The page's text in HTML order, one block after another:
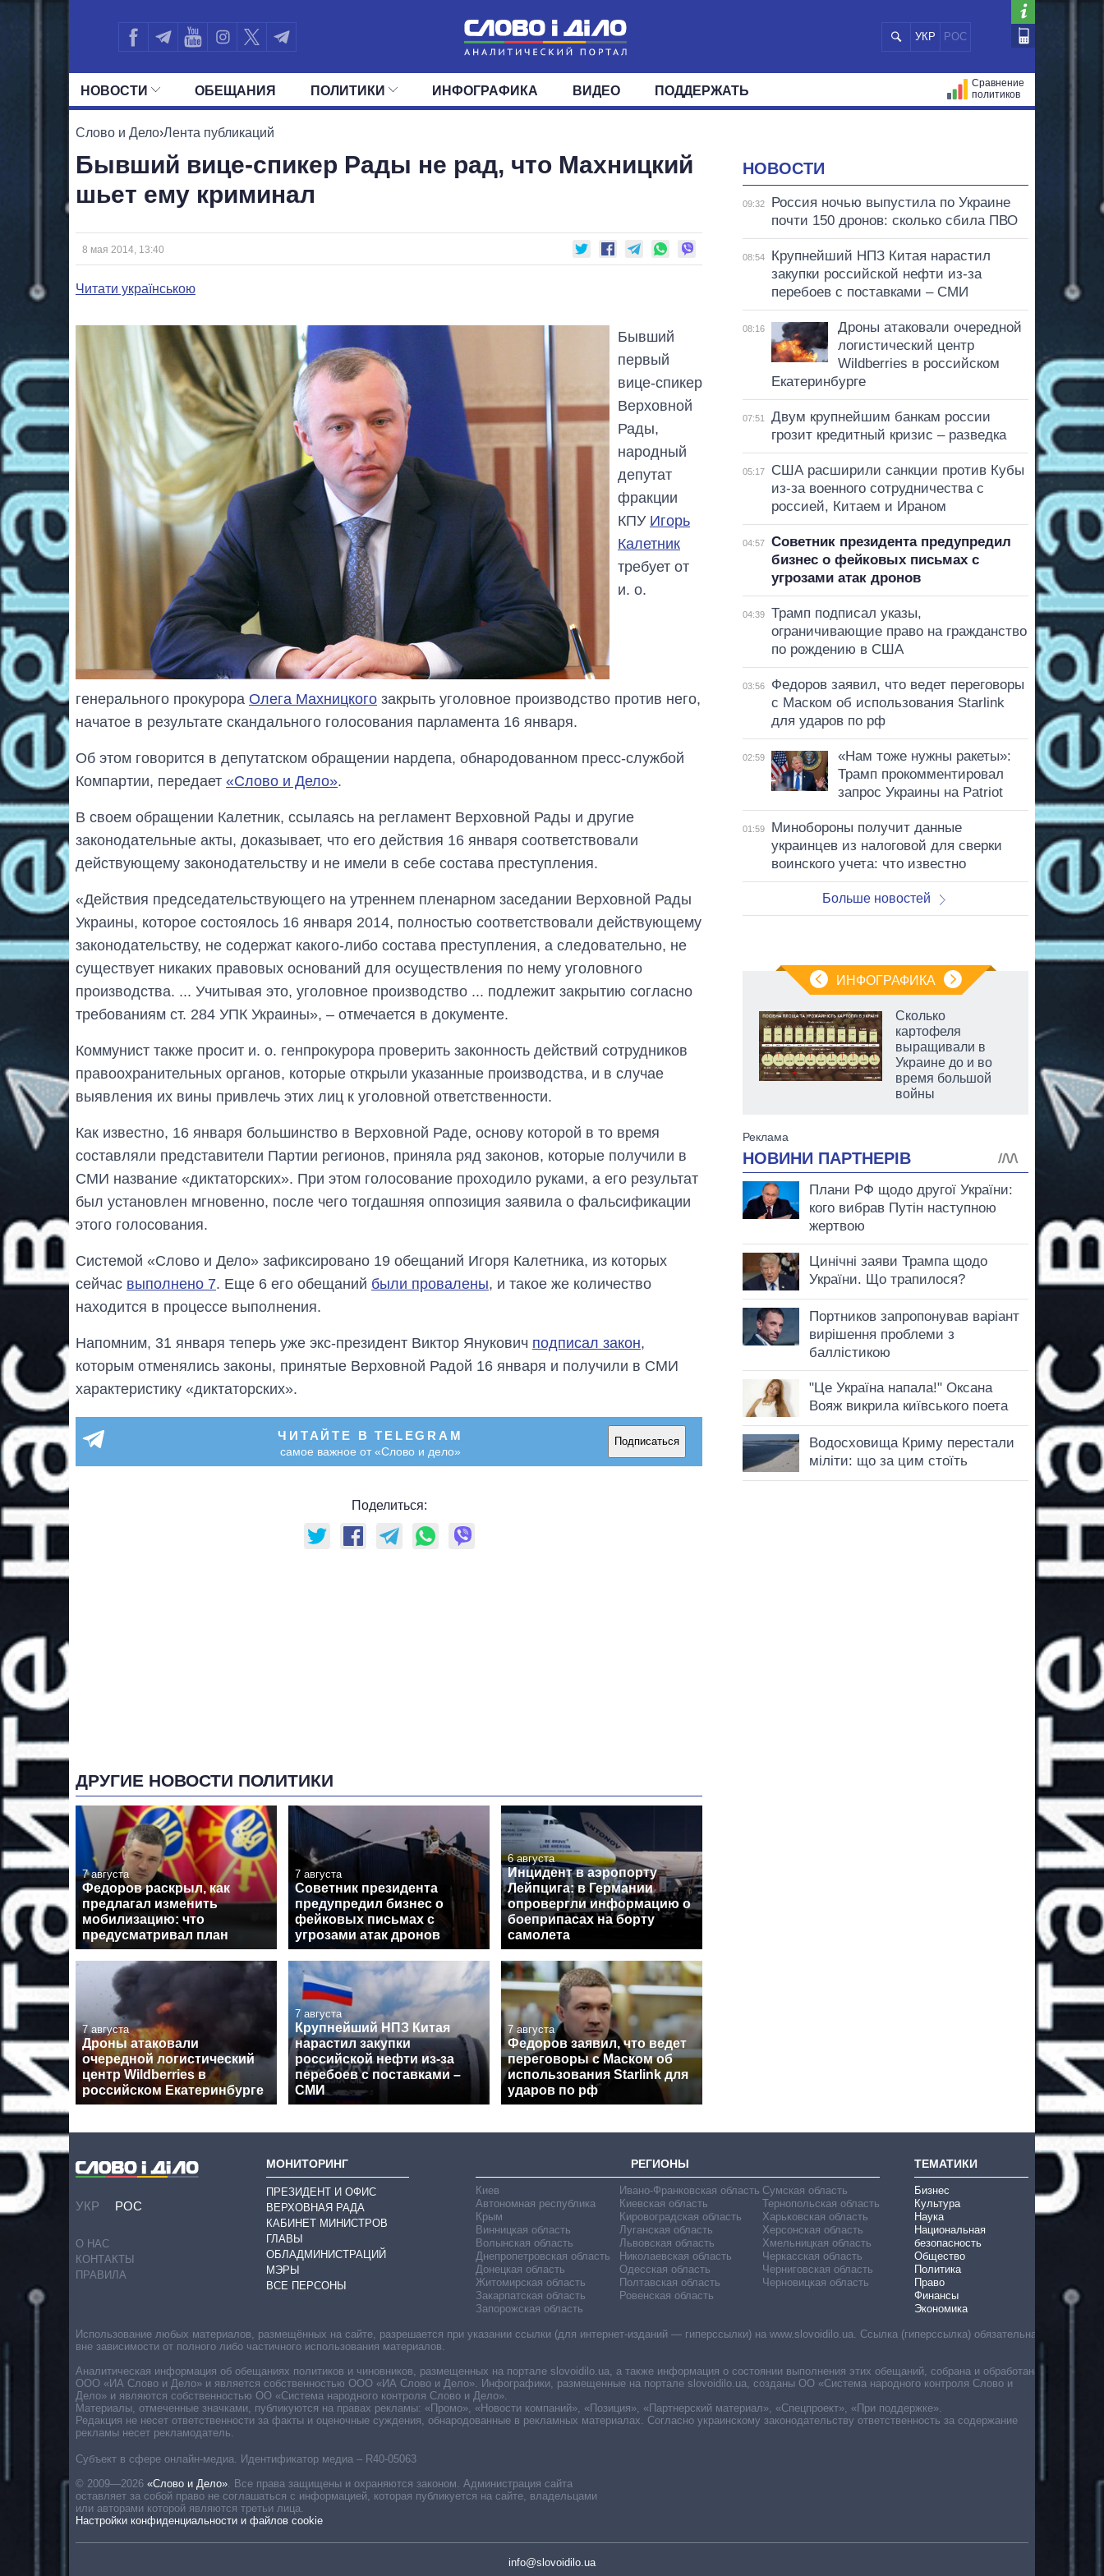
УКР РОС
НОВОСТИ
ПОЛИТИКА ЭКОНОМИКА ОБЩЕСТВО МИР
ОБЕЩАНИЯ ПОЛИТИКИ
ВСЕ ПОЛИТИКИ
ДЕПУТАТЫ КОМИТЕТЫ ФРАКЦИИ ОКРУГА
ИНФОГРАФИКА ВИДЕО ПОДДЕРЖАТЬ
Сравнение
политиков
Слово и Дело›Лента публикаций
Бывший вице-спикер Рады не рад, что Махницкий
шьет ему криминал
8 мая 2014, 13:40
Читати українською
Бывший
первый
вице-спикер
Верховной
Рады,
народный
депутат
фракции
КПУ Игорь
Калетник
требует от
и. о.
генерального прокурора Олега Махницкого закрыть уголовное производство против него,
начатое в результате скандального голосования парламента 16 января.
Об этом говорится в депутатском обращении нардепа, обнародованном пресс-службой
Компартии, передает «Слово и Дело».
В своем обращении Калетник, ссылаясь на регламент Верховной Рады и другие
законодательные акты, доказывает, что его действия 16 января соответствовали
действующему законодательству и не имели в себе состава преступления.
«Действия председательствующего на утреннем пленарном заседании Верховной Рады
Украины, которое состоялось 16 января 2014, полностью соответствовали действующему
законодательству, не содержат какого-либо состава преступления, а следовательно, не
существует никаких правовых оснований для осуществления по нему уголовного
производства. ... Учитывая это, уголовное производство ... подлежит закрытию согласно
требованиям ст. 284 УПК Украины», – отмечается в документе.
Коммунист также просит и. о. генпрокурора проверить законность действий сотрудников
правоохранительных органов, которые открыли указанные производства, и в случае
выявления их вины привлечь этих лиц к уголовной ответственности.
Как известно, 16 января большинство в Верховной Раде, основу которой в то время
составляли представители Партии регионов, приняла ряд законов, которые получили в
СМИ название «диктаторских». При этом голосование проходило руками, а его результат
был установлен мгновенно, после чего тогдашняя оппозиция заявила о фальсификации
этого голосования.
Системой «Слово и Дело» зафиксировано 19 обещаний Игоря Калетника, из которых
сейчас выполнено 7. Еще 6 его обещаний были провалены, и такое же количество
находится в процессе выполнения.
Напомним, 31 января теперь уже экс-президент Виктор Янукович подписал закон,
которым отменялись законы, принятые Верховной Радой 16 января и получили в СМИ
характеристику «диктаторских».
ЧИТАЙТЕ В TELEGRAM
самое важное от «Слово и дело»
Подписаться
Поделиться:
ДРУГИЕ НОВОСТИ ПОЛИТИКИ
7 августа
Федоров раскрыл, как
предлагал изменить
мобилизацию: что
предусматривал план
7 августа
Советник президента
предупредил бизнес о
фейковых письмах с
угрозами атак дронов
6 августа
Инцидент в аэропорту
Лейпцига: в Германии
опровергли информацию о
боеприпасах на борту
самолета
7 августа
Дроны атаковали
очередной логистический
центр Wildberries в
российском Екатеринбурге
7 августа
Крупнейший НПЗ Китая
нарастил закупки
российской нефти из-за
перебоев с поставками –
СМИ
7 августа
Федоров заявил, что ведет
переговоры с Маском об
использования Starlink для
ударов по рф
НОВОСТИ
09:32
Россия ночью выпустила по Украине
почти 150 дронов: сколько сбила ПВО
08:54
Крупнейший НПЗ Китая нарастил
закупки российской нефти из-за
перебоев с поставками – СМИ
08:16
Дроны атаковали очередной
логистический центр
Wildberries в российском
Екатеринбурге
07:51
Двум крупнейшим банкам россии
грозит кредитный кризис – разведка
05:17
США расширили санкции против Кубы
из-за военного сотрудничества с
россией, Китаем и Ираном
04:57
Советник президента предупредил
бизнес о фейковых письмах с
угрозами атак дронов
04:39
Трамп подписал указы,
ограничивающие право на гражданство
по рождению в США
03:56
Федоров заявил, что ведет переговоры
с Маском об использования Starlink
для ударов по рф
02:59
«Нам тоже нужны ракеты»:
Трамп прокомментировал
запрос Украины на Patriot
01:59
Минобороны получит данные
украинцев из налоговой для сверки
воинского учета: что известно
Больше новостей
ИНФОГРАФИКА
холодную воду в
городах Украины
на начало августа
Сколько
картофеля
выращивали в
Украине до и во
время большой
войны
УКР РОС
О НАС
КОНТАКТЫ
ПРАВИЛА
МОНИТОРИНГ
ПРЕЗИДЕНТ И ОФИС
ВЕРХОВНАЯ РАДА
КАБИНЕТ МИНИСТРОВ
ГЛАВЫ
ОБЛАДМИНИСТРАЦИЙ
МЭРЫ
ВСЕ ПЕРСОНЫ
РЕГИОНЫ
Киев
Автономная республика
Крым
Винницкая область
Волынская область
Днепропетровская область
Донецкая область
Житомирская область
Закарпатская область
Запорожская область
Ивано-Франковская область
Киевская область
Кировоградская область
Луганская область
Львовская область
Николаевская область
Одесская область
Полтавская область
Ровенская область
Сумская область
Тернопольская область
Харьковская область
Херсонская область
Хмельницкая область
Черкасская область
Черниговская область
Черновицкая область
ТЕМАТИКИ
Бизнес
Культура
Наука
Национальная
безопасность
Общество
Политика
Право
Финансы
Экономика
Субъект в сфере онлайн-медиа. Идентификатор медиа – R40-05063
© 2009—2026 «Слово и Дело» Все права защищены и охраняются законом. Администрация сайта
оставляет за собой право не соглашаться с информацией, которая публикуется на сайте, владельцами
или авторами которой являются третьи лица.
Настройки конфиденциальности и файлов cookie
info@slovoidilo.ua
Использование любых материалов, размещённых на сайте, разрешается при указании ссылки (для интернет-изданий — гиперссылки) на www.slovoidilo.ua. Ссылка (гиперссылка) обязательна
вне зависимости от полного либо частичного использования материалов.
Аналитическая информация об обещаниях политиков и чиновников, размещенных на портале slovoidilo.ua, а также информация о состоянии выполнения этих обещаний, собрана и обработана
ООО «ИА Слово и Дело» и является собственностью ООО «ИА Слово и Дело». Инфографики, размещенные на портале slovoidilo.ua, созданы ОО «Система народного контроля Слово и
Дело» и являются собственностью ОО «Система народного контроля Слово и Дело».
Материалы, отмеченные значками, публикуются на правах рекламы: «Промо», «Новости компаний», «Позиция», «Партнерский материал», «Спецпроект», «При поддержке».
Редакция не несет ответственности за факты и оценочные суждения, обнародованные в рекламных материалах. Согласно украинскому законодательству ответственность за содержание
рекламы несет рекламодатель.